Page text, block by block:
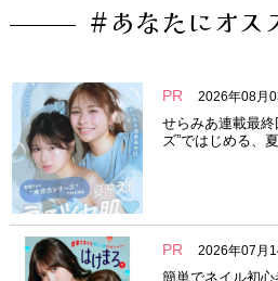
#あなたにオス
PR 2026年08月
せらみあ連載最終
ズ”ではじめる、
PR 2026年07月
簡単でネイル初